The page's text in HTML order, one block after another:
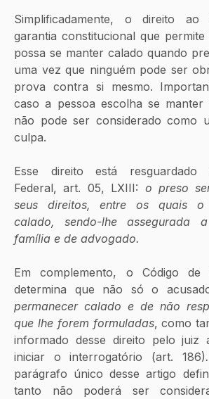
Simplificadamente, o direito
garantia constitucional que
possa se manter calado quando
uma vez que ninguém pode ser
prova contra si mesmo.
caso a pessoa escolha se manter
não pode ser considerado como
culpa.
Esse direito está resguardado
Federal, art. 05, LXIII: o preso
seus direitos, entre os quais o
calado, sendo-lhe assegurada
família e de advogado.
Em complemento, o Código de
permanecer calado e de não
que lhe forem formuladas, como
informado desse direito pelo juiz
iniciar o interrogatório (art. 186)
parágrafo único desse artigo
tanto não poderá ser